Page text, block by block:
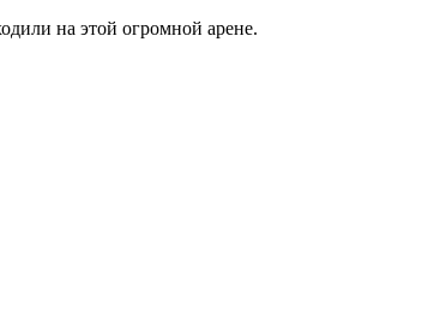
на этой огромной арене.